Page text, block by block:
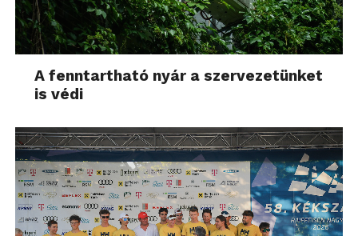
A fenntartható nyár a szervezetünket
is védi